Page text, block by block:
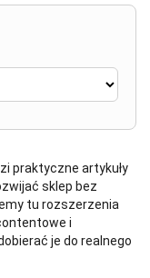
praktyczne artykuły
sklep bez
tu rozszerzenia
i
je do realnego